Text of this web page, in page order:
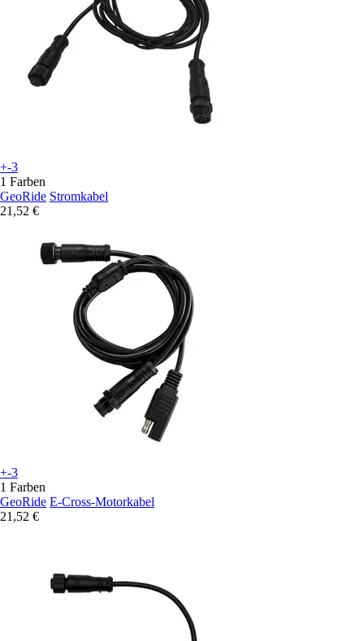
+-3
1 Farben
GeoRide Stromkabel
21,52 €
+-3
1 Farben
GeoRide E-Cross-Motorkabel
21,52 €